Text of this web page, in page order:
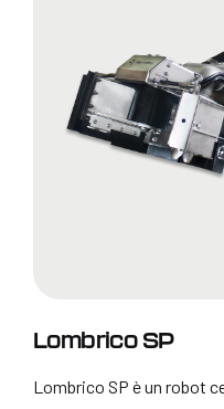
Lombrico SP
Lombrico SP è un robot